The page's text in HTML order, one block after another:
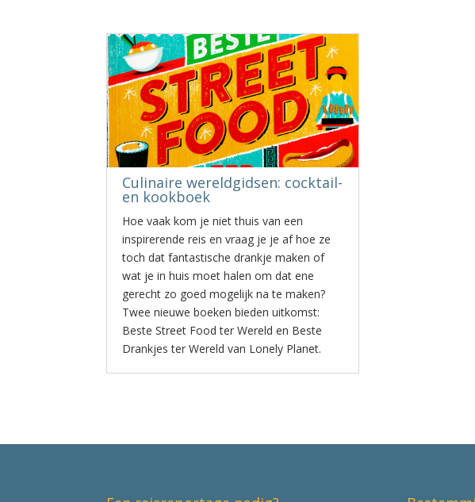
Culinaire wereldgidsen: cocktail-
en kookboek
Hoe vaak kom je niet thuis van een
inspirerende reis en vraag je je af hoe ze
toch dat fantastische drankje maken of
wat je in huis moet halen om dat ene
gerecht zo goed mogelijk na te maken?
Twee nieuwe boeken bieden uitkomst:
Beste Street Food ter Wereld en Beste
Drankjes ter Wereld van Lonely Planet.